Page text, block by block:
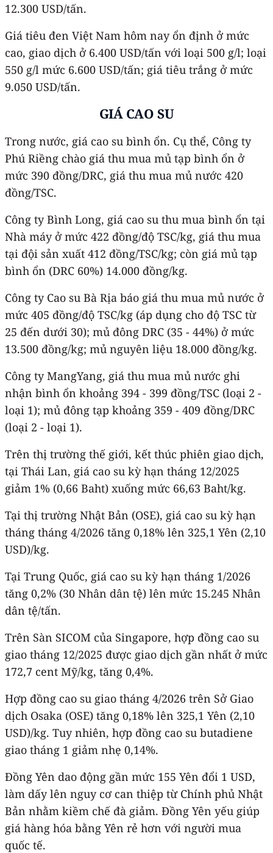
12.300 USD/tấn.
Giá tiêu đen Việt Nam hôm nay ổn định ở mức
cao, giao dịch ở 6.400 USD/tấn với loại 500 g/l; loại
550 g/l mức 6.600 USD/tấn; giá tiêu trắng ở mức
9.050 USD/tấn.
GIÁ CAO SU
Trong nước, giá cao su bình ổn. Cụ thể, Công ty
Phú Riềng chào giá thu mua mủ tạp bình ổn ở
mức 390 đồng/DRC, giá thu mua mủ nước 420
đồng/TSC.
Công ty Bình Long, giá cao su thu mua bình ổn tại
Nhà máy ở mức 422 đồng/độ TSC/kg, giá thu mua
tại đội sản xuất 412 đồng/TSC/kg; còn giá mủ tạp
bình ổn (DRC 60%) 14.000 đồng/kg.
Công ty Cao su Bà Rịa báo giá thu mua mủ nước ở
mức 405 đồng/độ TSC/kg (áp dụng cho độ TSC từ
25 đến dưới 30); mủ đông DRC (35 - 44%) ở mức
13.500 đồng/kg; mủ nguyên liệu 18.000 đồng/kg.
Công ty MangYang, giá thu mua mủ nước ghi
nhận bình ổn khoảng 394 - 399 đồng/TSC (loại 2 -
loại 1); mủ đông tạp khoảng 359 - 409 đồng/DRC
(loại 2 - loại 1).
Trên thị trường thế giới, kết thúc phiên giao dịch,
tại Thái Lan, giá cao su kỳ hạn tháng 12/2025
giảm 1% (0,66 Baht) xuống mức 66,63 Baht/kg.
Tại thị trường Nhật Bản (OSE), giá cao su kỳ hạn
tháng tháng 4/2026 tăng 0,18% lên 325,1 Yên (2,10
USD)/kg.
Tại Trung Quốc, giá cao su kỳ hạn tháng 1/2026
tăng 0,2% (30 Nhân dân tệ) lên mức 15.245 Nhân
dân tệ/tấn.
Trên Sàn SICOM của Singapore, hợp đồng cao su
giao tháng 12/2025 được giao dịch gần nhất ở mức
172,7 cent Mỹ/kg, tăng 0,4%.
Hợp đồng cao su giao tháng 4/2026 trên Sở Giao
dịch Osaka (OSE) tăng 0,18% lên 325,1 Yên (2,10
USD)/kg. Tuy nhiên, hợp đồng cao su butadiene
giao tháng 1 giảm nhẹ 0,14%.
Đồng Yên dao động gần mức 155 Yên đổi 1 USD,
làm dấy lên nguy cơ can thiệp từ Chính phủ Nhật
Bản nhằm kiềm chế đà giảm. Đồng Yên yếu giúp
giá hàng hóa bằng Yên rẻ hơn với người mua
quốc tế.